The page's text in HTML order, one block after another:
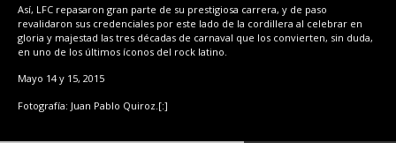
Así, LFC repasaron gran parte de su prestigiosa carrera, y de paso
revalidaron sus credenciales por este lado de la cordillera al celebrar en
gloria y majestad las tres décadas de carnaval que los convierten, sin duda,
en uno de los últimos íconos del rock latino.
Mayo 14 y 15, 2015
Fotografía: Juan Pablo Quiroz.[:]